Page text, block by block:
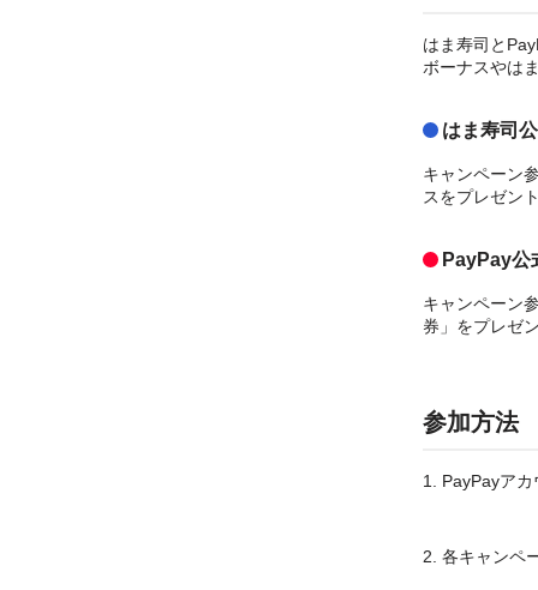
はま寿司と
ボーナスやは
はま寿司
キャンペーン
スをプレゼン
PayPay公
キャンペーン
券」をプレゼ
参加方法
1. PayPayア
2. 各キャンペ